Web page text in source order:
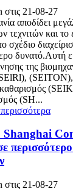
στις 21-08-27
αποδίδει
τεχνιτών και το
σχέδιο
δυνατό.Αυτή
της
(SH...
στις 21-08-27